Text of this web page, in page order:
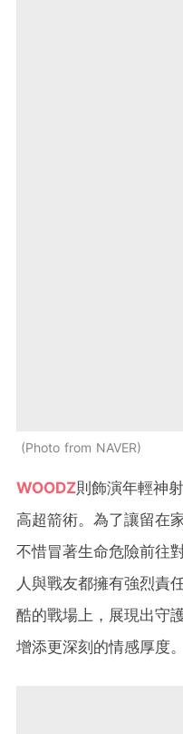
Photo from NAVER
WOODZ則飾演年輕神
高超箭術。為了讓留在
不惜冒著生命危險前往
人與戰友都擁有強烈責
酷的戰場上，展現出守
增添更深刻的情感厚度。